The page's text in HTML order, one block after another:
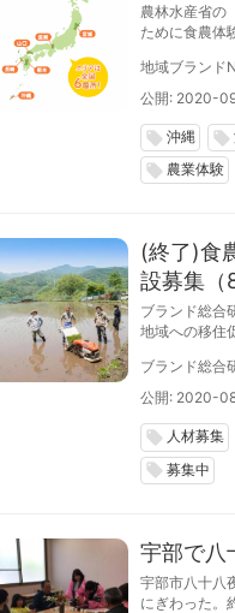
農林水産省の
ために食農体
地域ブランド
公開: 2020-
local_offer 沖縄 local_offer
local_offer 農業体験
(終了)食
設募集（
ブランド総合
地域への移住
ブランド総合
公開: 2020-
local_offer 人材募集
local_offer 募集中
宇部で八
宇部市八十八
にぎわった。